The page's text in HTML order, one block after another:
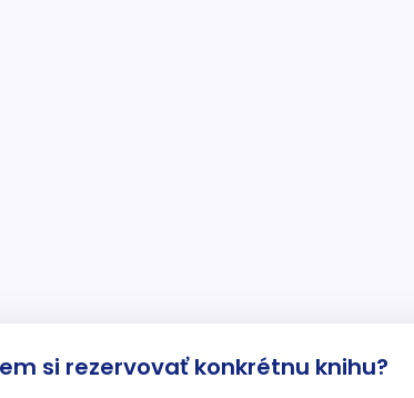
si rezervovať konkrétnu knihu?